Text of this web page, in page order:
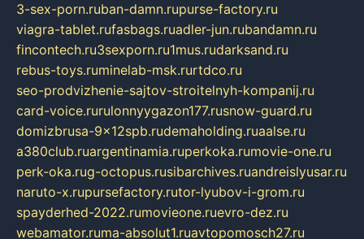
3-sex-porn.ruban-damn.rupurse-factory.ru
viagra-tablet.rufasbags.ruadler-jun.rubandamn.ru
fincontech.ru3sexporn.ru1mus.rudarksand.ru
rebus-toys.ruminelab-msk.rurtdco.ru
seo-prodvizhenie-sajtov-stroitelnyh-kompanij.ru
card-voice.rurulonnyygazon177.rusnow-guard.ru
domizbrusa-9x12spb.rudemaholding.ruaalse.ru
a380club.ruargentinamia.ruperkoka.rumovie-one.ru
perk-oka.rug-octopus.rusibarchives.ruandreislyusar.ru
naruto-x.rupursefactory.rutor-lyubov-i-grom.ru
spayderhed-2022.rumovieone.ruevro-dez.ru
webamator.ruma-absolut1.ruavtopomosch27.ru